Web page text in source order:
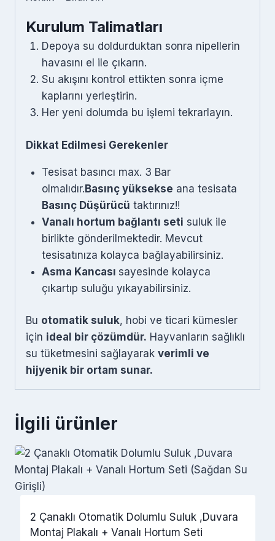
Kurulum Talimatları
Depoya su doldurduktan sonra nipellerin
havasını el ile çıkarın.
Su akışını kontrol ettikten sonra içme
kaplarını yerleştirin.
Her yeni dolumda bu işlemi tekrarlayın.
Dikkat Edilmesi Gerekenler
Tesisat basıncı max. 3 Bar
olmalıdır.Basınç yüksekse ana tesisata
Basınç Düşürücü taktırınız!!
Vanalı hortum bağlantı seti suluk ile
birlikte gönderilmektedir. Mevcut
tesisatınıza kolayca bağlayabilirsiniz.
Asma Kancası sayesinde kolayca
çıkartıp suluğu yıkayabilirsiniz.
Bu otomatik suluk, hobi ve ticari kümesler
için ideal bir çözümdür. Hayvanların sağlıklı
su tüketmesini sağlayarak verimli ve
hijyenik bir ortam sunar.
İlgili ürünler
2 Çanaklı Otomatik Dolumlu Suluk ,Duvara
Montaj Plakalı + Vanalı Hortum Seti